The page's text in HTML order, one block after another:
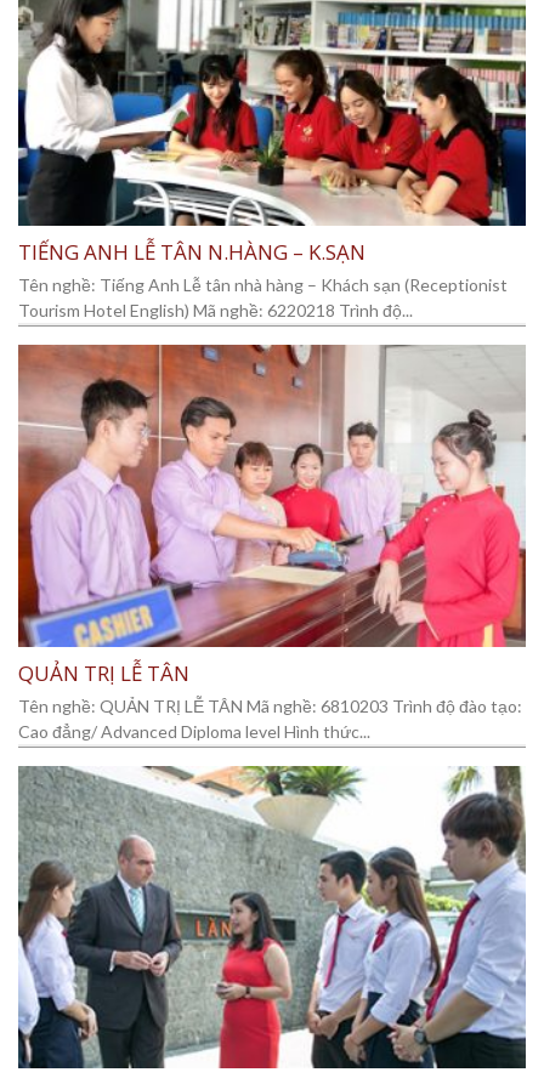
TIẾNG ANH LỄ TÂN N.HÀNG – K.SẠN
Tên nghề: Tiếng Anh Lễ tân nhà hàng – Khách sạn (Receptionist
Tourism Hotel English) Mã nghề: 6220218 Trình độ...
QUẢN TRỊ LỄ TÂN
Tên nghề: QUẢN TRỊ LỄ TÂN Mã nghề: 6810203 Trình độ đào tạo:
Cao đẳng/ Advanced Diploma level Hình thức...